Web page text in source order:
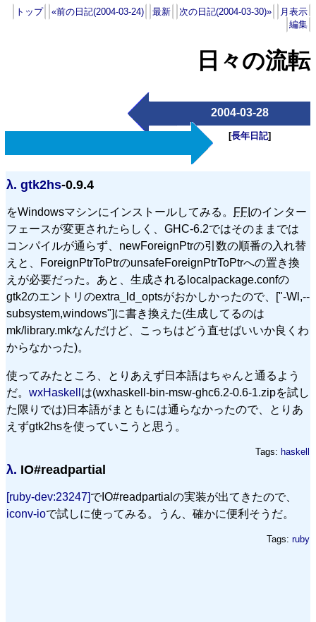
トップ «前の日記(2004-03-24) 最新 次の日記(2004-03-30)»
月表示
編集
日々の流転
2004-03-28
[長年日記]
λ. gtk2hs-0.9.4
をWindowsマシンにインストールしてみる。 FFI のインター
フェースが変更されたらしく、 GHC-6.2ではそのままでは
コンパイルが通らず、newForeignPtrの引数の順番の入れ替
えと、ForeignPtrToPtrのunsafeForeignPtrToPtrへの置き換
えが必要だった。あと、生成されるlocalpackage.confの
gtk2のエントリのextra_ld_optsがおかしかったので、["-Wl,--
subsystem,windows"]に書き換えた(生成してるのは
mk/library.mkなんだけど、こっちはどう直せばいいか良くわ
からなかった)。
使ってみたところ、とりあえず日本語はちゃんと通るよう
だ。 wxHaskell は(wxhaskell-bin-msw-ghc6.2-0.6-1.zipを試し
た限りでは)日本語がまともには通らなかったので、とりあ
えずgtk2hsを使っていこうと思う。
Tags: haskell
λ. IO#readpartial
[ruby-dev:23247]でIO#readpartialの実装が出てきたので、
iconv-ioで試しに使ってみる。うん、確かに便利そうだ。
Tags: ruby